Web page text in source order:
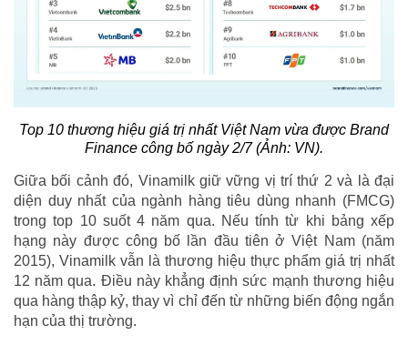
Top 10 thương hiệu giá trị nhất Việt Nam vừa được Brand
Finance công bố ngày 2/7 (Ảnh: VN).
Giữa bối cảnh đó, Vinamilk giữ vững vị trí thứ 2 và là đại
diện duy nhất của ngành hàng tiêu dùng nhanh (FMCG)
trong top 10 suốt 4 năm qua. Nếu tính từ khi bảng xếp
hạng này được công bố lần đầu tiên ở Việt Nam (năm
2015), Vinamilk vẫn là thương hiệu thực phẩm giá trị nhất
12 năm qua. Điều này khẳng định sức mạnh thương hiệu
qua hàng thập kỷ, thay vì chỉ đến từ những biến động ngắn
hạn của thị trường.